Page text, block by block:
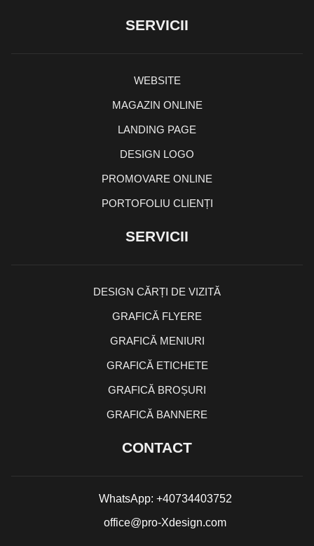
SERVICII
WEBSITE
MAGAZIN ONLINE
LANDING PAGE
DESIGN LOGO
PROMOVARE ONLINE
PORTOFOLIU CLIENȚI
SERVICII
DESIGN CĂRȚI DE VIZITĂ
GRAFICĂ FLYERE
GRAFICĂ MENIURI
GRAFICĂ ETICHETE
GRAFICĂ BROȘURI
GRAFICĂ BANNERE
CONTACT
WhatsApp: +40734403752
office@pro-Xdesign.com